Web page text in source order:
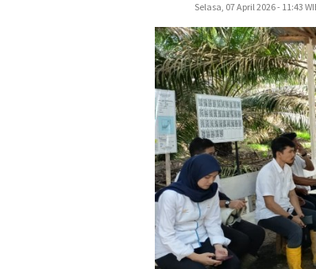
Selasa, 07 April 2026 - 11:43